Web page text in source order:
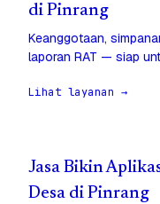
di Pinrang
Keanggotaan,
laporan RAT — siap
Lihat layanan →
Jasa Bikin
Desa di Pinrang